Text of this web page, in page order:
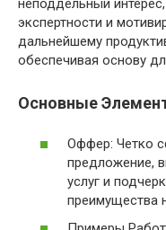
неподдельный
экспертности и
дальнейшему
обеспечивая основу
Основные
Оффер: Четко
предложение,
услуг и
преимущества